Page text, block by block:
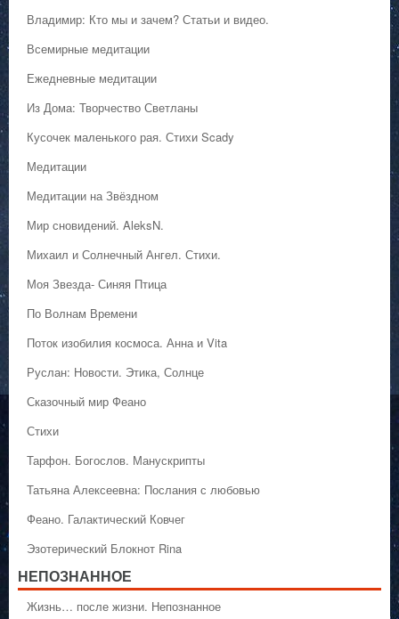
Владимир: Кто мы и зачем? Статьи и видео.
Всемирные медитации
Ежедневные медитации
Из Дома: Творчество Светланы
Кусочек маленького рая. Стихи Scady
Медитации
Медитации на Звёздном
Мир сновидений. AleksN.
Михаил и Солнечный Ангел. Стихи.
Моя Звезда- Синяя Птица
По Волнам Времени
Поток изобилия космоса. Анна и Vita
Руслан: Новости. Этика, Солнце
Сказочный мир Феано
Стихи
Тарфон. Богослов. Манускрипты
Татьяна Алексеевна: Послания с любовью
Феано. Галактический Ковчег
Эзотерический Блокнот Rina
НЕПОЗНАННОЕ
Жизнь… после жизни. Непознанное